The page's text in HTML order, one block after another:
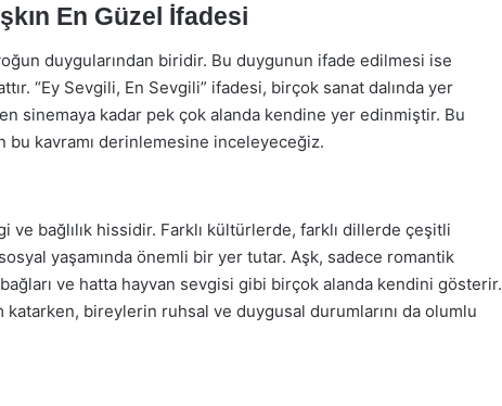
En Güzel İfadesi
duygularından biridir. Bu duygunun ifade edilmesi ise
“Ey Sevgili, En Sevgili” ifadesi, birçok sanat dalında yer
sinemaya kadar pek çok alanda kendine yer edinmiştir. Bu
bu kavramı derinlemesine inceleyeceğiz.
bağlılık hissidir. Farklı kültürlerde, farklı dillerde çeşitli
yaşamında önemli bir yer tutar. Aşk, sadece romantik
ve hatta hayvan sevgisi gibi birçok alanda kendini gösterir.
katarken, bireylerin ruhsal ve duygusal durumlarını da olumlu